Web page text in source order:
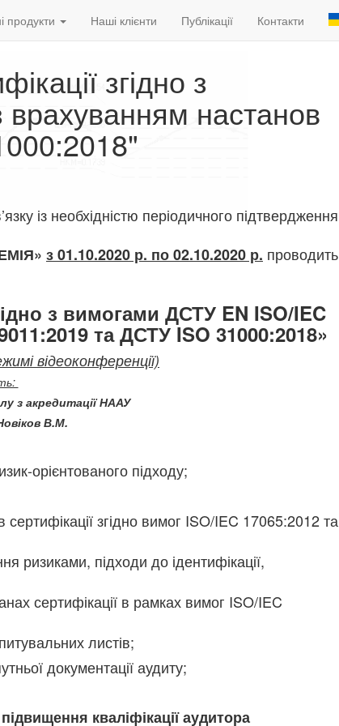
продукти Наші клієнти Публікації Контакти
згідно з
настанов
із необхідністю періодичного підтвердження
з01.10.2020 р. по 02.10.2020 р. проводить
з вимогами ДСТУ EN ISO/IEC
019 та ДСТУ ISO 31000:2018»
відеоконференції)
з акредитації НААУ
В.М.
орієнтованого підходу;
сертифікації згідно вимог ISO/IEC 17065:2012 та
ризиками, підходи до ідентифікації,
сертифікації в рамках вимог ISO/IEC
листів;
документації аудиту;
кваліфікації аудитора